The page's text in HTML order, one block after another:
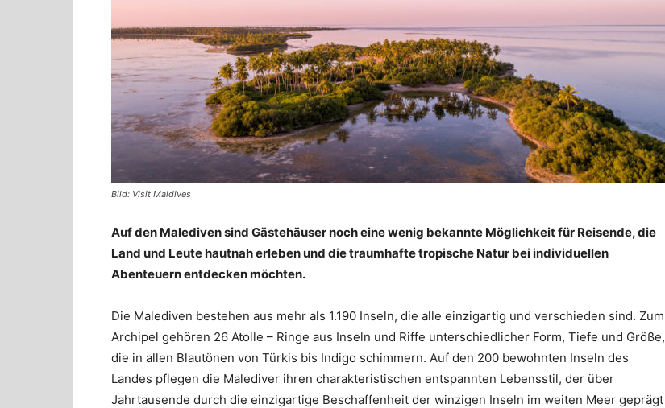
Reiseempfehlungen.
Bild: Visit Maldives
Auf den Malediven sind Gästehäuser noch eine wenig bekannte Möglichkeit für Reisende, die
Land und Leute hautnah erleben und die traumhafte tropische Natur bei individuellen
Abenteuern entdecken möchten.
Die Malediven bestehen aus mehr als 1.190 Inseln, die alle einzigartig und verschieden sind. Zum
Archipel gehören 26 Atolle – Ringe aus Inseln und Riffe unterschiedlicher Form, Tiefe und Größe,
die in allen Blautönen von Türkis bis Indigo schimmern. Auf den 200 bewohnten Inseln des
Landes pflegen die Malediver ihren charakteristischen entspannten Lebensstil, der über
Jahrtausende durch die einzigartige Beschaffenheit der winzigen Inseln im weiten Meer geprägt